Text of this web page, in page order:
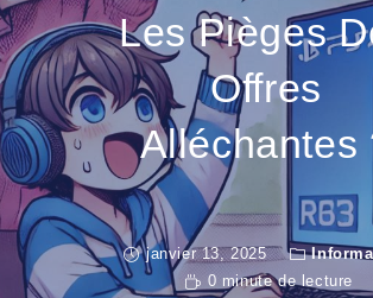
Les Pièges
Offres
Alléchantes
janvier 13, 2025
0 minute de lecture